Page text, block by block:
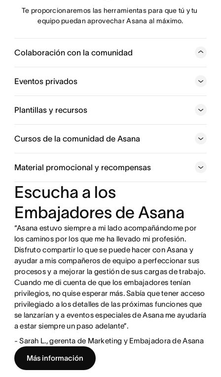
Te proporcionaremos las herramientas para que tú y tu
equipo puedan aprovechar Asana al máximo.
Colaboración con la comunidad
Comparte consejos, trucos e ideas sobre flujos de
trabajo con otros embajadores de todo el mundo a
Eventos privados
Plantillas y recursos
Cursos de la comunidad de Asana
Material promocional y recompensas
Escucha a los
Embajadores de Asana
“Asana estuvo siempre a mi lado acompañándome por
los caminos por los que me ha llevado mi profesión.
Disfruto compartir lo que se puede hacer con Asana y
ayudar a mis compañeros de equipo a perfeccionar sus
procesos y a mejorar la gestión de sus cargas de trabajo.
Cuando me di cuenta de que los embajadores tenían
privilegios, no quise esperar más. Sabía que tener acceso
privilegiado a los detalles de las próximas funciones que
se lanzarían y a eventos especiales de Asana me ayudaría
a estar siempre un paso adelante”.
- Sarah L., gerenta de Marketing y Embajadora de Asana
Más información